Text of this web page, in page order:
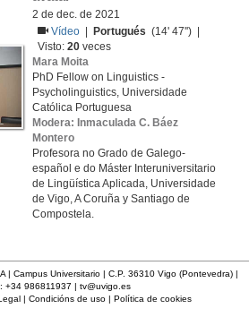
2 de dec. de 2021
Vídeo
Portugués (14' 47'') |
Visto:20 veces
Mara Moita
PhD Fellow on Linguistics -
Psycholinguistics, Universidade
Católica Portuguesa
Modera: Inmaculada C. Báez
Montero
Profesora no Grado de Galego-
español e do Máster Interuniversitario
de Lingüística Aplicada, Universidade
de Vigo, A Coruña y Santiago de
Compostela.
| Campus Universitario | C.P. 36310 Vigo (Pontevedra) |
+34 986811937 | tv@uvigo.es
| Condicións de uso| Política de cookies